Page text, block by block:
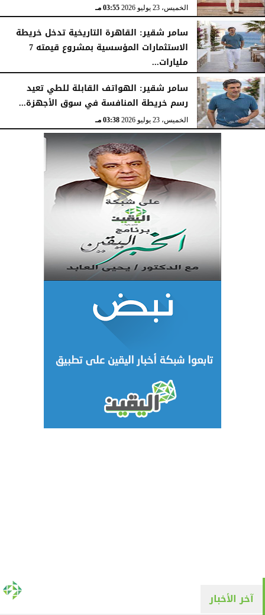
الخميس، 23 يوليو 2026 03:55 مـ
سامر شقير: القاهرة التاريخية تدخل خريطة
الاستثمارات المؤسسية بمشروع قيمته 7
مليارات...
الخميس، 23 يوليو 2026
سامر شقير: الهواتف القابلة للطي تعيد
رسم خريطة المنافسة في سوق الأجهزة...
الخميس، 23 يوليو 2026 03:38 مـ
آخر الأخبار